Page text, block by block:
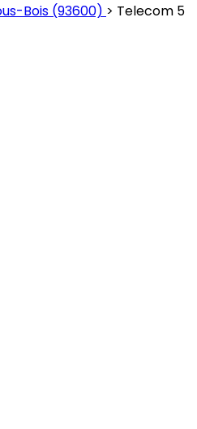
Bois (93600) > Telecom 5